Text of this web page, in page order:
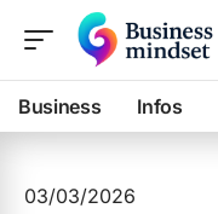
Business Infos
03/03/2026